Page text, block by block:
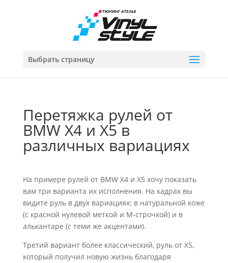
Выбрать страницу
Перетяжка рулей от
BMW X4 и X5 в
различных вариациях
На примере рулей от BMW X4 и X5 хочу показать
вам три варианта их исполнения. На кадрах вы
видите руль в двух вариациях: в натуральной коже
(с красной нулевой меткой и М-строчкой) и в
алькантаре (с теми же акцентами).
Третий вариант более классический, руль от X5,
который получил новую жизнь благодаря